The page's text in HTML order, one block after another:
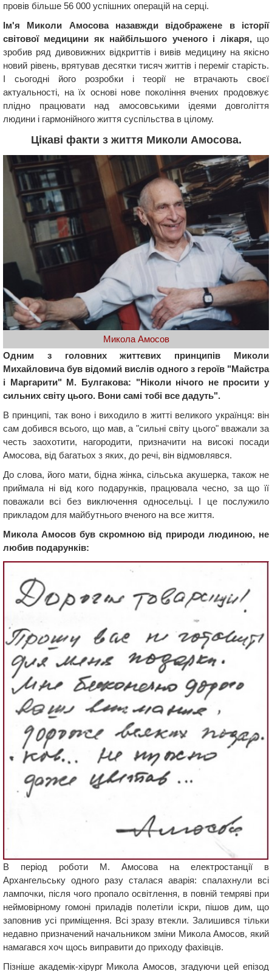
провів більше 56 000 успішних операцій на серці.
Ім'я Миколи Амосова назавжди відображене в історії
світової медицини як найбільшого ученого і лікаря,що
зробив ряд дивовижних відкриттів і вивів медицину на якісно
новий рівень, врятував десятки тисяч життів і переміг старість.
І сьогодні його розробки і теорії не втрачають своєї
актуальності, на їх основі нове покоління вчених продовжує
плідно працювати над амосовськими ідеями довголіття
людини і гармонійного життя суспільства в цілому.
Цікаві факти з життя Миколи Амосова.
Микола Амосов
Одним з головних життєвих принципів Миколи
Михайловича був відомий вислів одного з героїв "Майстра
і Маргарити" М. Булгакова: "Ніколи нічого не просити у
сильних світу цього. Вони самі тобі все дадуть".
В принципі, так воно і виходило в житті великого українця: він
сам добився всього, що мав, а "сильні світу цього" вважали за
честь заохотити, нагородити, призначити на високі посади
Амосова, від багатьох з яких, до речі, він відмовлявся.
До слова, його мати, бідна жінка, сільська акушерка, також не
приймала ні від кого подарунків, працювала чесно, за що її
поважали всі без виключення односельці. І це послужило
прикладом для майбутнього вченого на все життя.
Микола Амосов був скромною від природи людиною, не
любив подарунків:
В період роботи М. Амосова на електростанції в
Архангельську одного разу сталася аварія: спалахнули всі
лампочки, після чого пропало освітлення, в повній темряві при
неймовірному гомоні приладів полетіли іскри, пішов дим, що
заповнив усі приміщення. Всі зразу втекли. Залишився тільки
недавно призначений начальником зміни Микола Амосов, який
намагався хоч щось виправити до приходу фахівців.
Пізніше академік-хірург Микола Амосов, згадуючи цей епізод